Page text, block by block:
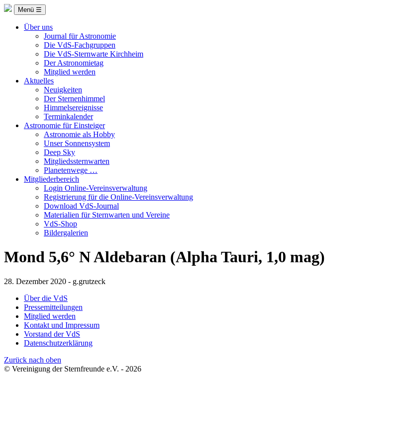
Menü ☰
Über uns
Journal für Astronomie
Die VdS-Fachgruppen
Die VdS-Sternwarte Kirchheim
Der Astronomietag
Mitglied werden
Aktuelles
Neuigkeiten
Der Sternenhimmel
Himmelsereignisse
Terminkalender
Astronomie für Einsteiger
Astronomie als Hobby
Unser Sonnensystem
Deep Sky
Mitgliedssternwarten
Planetenwege …
Mitgliederbereich
Login Online-Vereinsverwaltung
Registrierung für die Online-Vereinsverwaltung
Download VdS-Journal
Materialien für Sternwarten und Vereine
VdS-Shop
Bildergalerien
Mond 5,6° N Aldebaran (Alpha Tauri, 1,0 mag)
28. Dezember 2020 - g.grutzeck
Über die VdS
Pressemitteilungen
Mitglied werden
Kontakt und Impressum
Vorstand der VdS
Datenschutzerklärung
Zurück nach oben
© Vereinigung der Sternfreunde e.V. - 2026